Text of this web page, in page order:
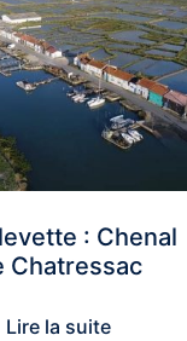
: Chenal
Chatressac
Lire la suite